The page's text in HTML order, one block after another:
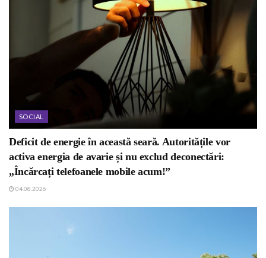
SOCIAL
Deficit de energie în această seară. Autoritățile vor
activa energia de avarie și nu exclud deconectări:
„Încărcați telefoanele mobile acum!”
04.08.2026